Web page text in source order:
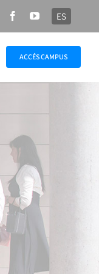
FacebookYouTube
ES
ACCÉS CAMPUS